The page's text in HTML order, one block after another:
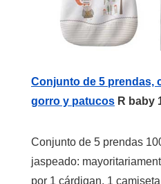
Conjunto de 5 prendas,
gorro y patucos R baby
Conjunto de 5 prendas
jaspeado:
por 1 cárdigan, 1